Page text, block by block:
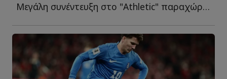
Μεγάλη συνέντευξη στο "Athletic" παραχώρησε ο διεθνής εξτρέμ, μ...